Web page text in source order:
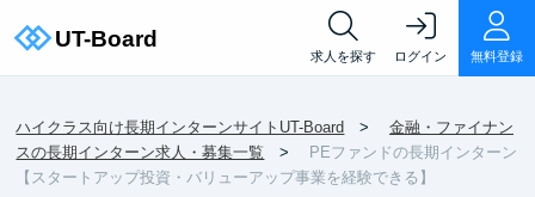
求人を探す ログイン 無料登録
ハイクラス向け長期インターンサイトUT-Board
金融・ファイナン
スの長期インターン求人・募集一覧
PEファンドの長期インターン
【スタートアップ投資・バリューアップ事業を経験できる】